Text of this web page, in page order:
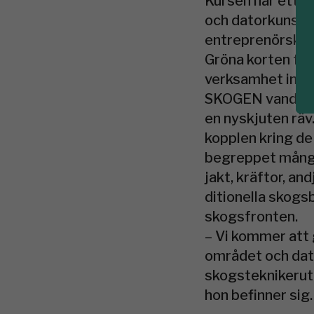
och
Gröna korten
verksamhet
SKOGEN
en nyskjuten
kopplen kring
begreppet
jakt, kräftor,
ditionella
skogsfronten.
– Vi kommer
området och
hon befinner sig.